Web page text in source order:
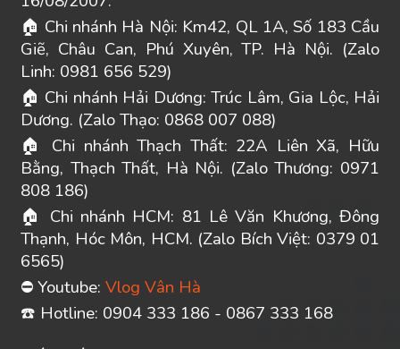
🏠 Chi nhánh Hà Nội: Km42, QL 1A, Số 183 Cầu
Giẽ, Châu Can, Phú Xuyên, TP. Hà Nội. (Zalo
Linh: 0981 656 529)
🏠 Chi nhánh Hải Dương: Trúc Lâm, Gia Lộc, Hải
Dương. (Zalo Thạo: 0868 007 088)
🏠 Chi nhánh Thạch Thất: 22A Liên Xã, Hữu
Bằng, Thạch Thất, Hà Nội. (Zalo Thương: 0971
808 186)
🏠
Chi nhánh HCM: 81 Lê Văn Khương, Đông
Thạnh, Hóc Môn, HCM. (Zalo Bích Việt: 0379 01
6565)
⛔ Youtube: Vlog Vân Hà
☎ ️ Hotline: 0904 333 186 - 0867 333 168